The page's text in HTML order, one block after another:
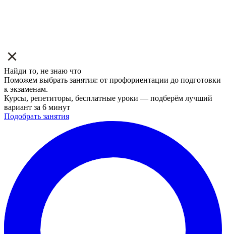
Найди то, не знаю что
Поможем выбрать занятия: от профориентации до подготовки
к экзаменам.
Курсы, репетиторы, бесплатные уроки — подберём лучший
вариант за 6 минут
Подобрать занятия